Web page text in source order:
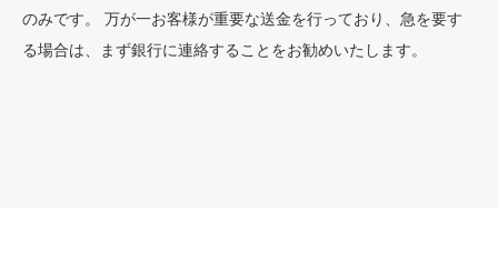
のみです。 万が一お客様が重要な送金を行っており、急を要す
る場合は、まず銀行に連絡することをお勧めいたします。